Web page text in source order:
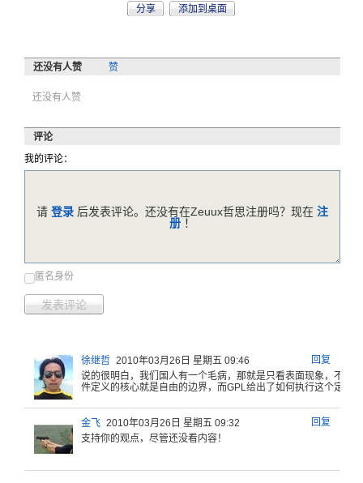
分享 添加到桌面
还没有人赞 赞
还没有人赞
评论
我的评论：
匿名身份
发表评论
请 登录 后发表评论。还没有在Zeuux哲思注册吗？现在 注
册 ！
回复
徐继哲 2010年03月26日 星期五 09:46
说的很明白 ，我们国人有一个毛病，那就是只看表面现象，不爱
件定义的核心就是自由的边界，而GPL给出了如何 执行这个定
回复
金飞 2010年03月26日 星期五 09:32
支持你的观点，尽管还没看内容！